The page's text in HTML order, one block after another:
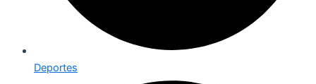
Deportes